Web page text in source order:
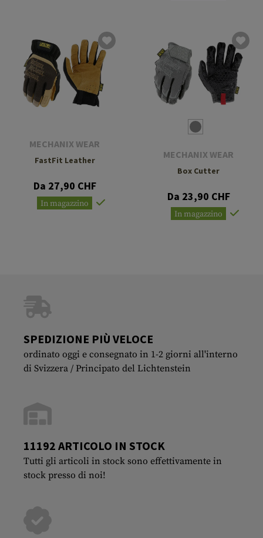
MECHANIX WEAR
FastFit Leather
Da 27,90 CHF
In magazzino
MECHANIX WEAR
Box Cutter
Da 23,90 CHF
In magazzino
SPEDIZIONE PIÙ VELOCE
ordinato oggi e consegnato in 1-2 giorni all'interno
di Svizzera / Principato del Lichtenstein
11192 ARTICOLO IN STOCK
Tutti gli articoli in stock sono effettivamente in
stock presso di noi!